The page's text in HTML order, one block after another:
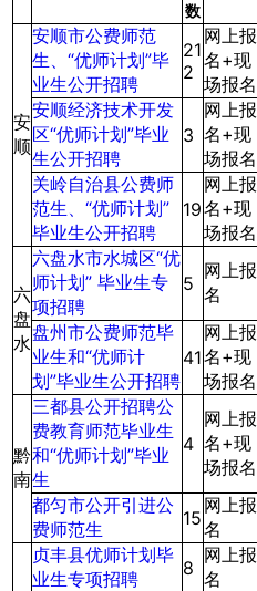
数
安
顺
安顺市公费师范
生、“优师计划”毕
业生公开招聘
21
2
网上报
名+现
场报名
安顺经济技术开发
区“优师计划”毕业
生公开招聘
3
网上报
名+现
场报名
关岭自治县公费师
范生、“优师计划”
毕业生公开招聘
19
网上报
名+现
场报名
六
盘
水
六盘水市水城区“优
师计划” 毕业生专
项招聘
5
网上报
名
盘州市公费师范毕
业生和“优师计
划”毕业生公开招聘
41
网上报
名+现
场报名
黔
南
三都县公开招聘公
费教育师范毕业生
和“优师计划”毕业
生
4
网上报
名+现
场报名
都匀市公开引进公
费师范生
15
网上报
名
贞丰县优师计划毕
业生专项招聘
8
网上报
名